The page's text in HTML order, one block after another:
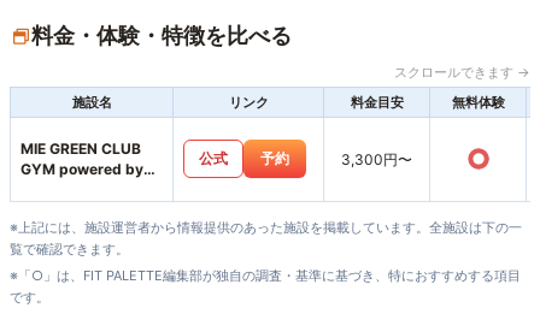
料金・体験・特徴を比べる
スクロールできます →
施設名
リンク 料金目安 無料体験
MIE GREEN CLUB
GYM powered by
公式 予約 3,300円〜 ○
※上記には、施設運営者から情報提供のあった施設を掲載しています。全施設は下の一
覧で確認できます。
※「○」は、FIT PALETTE編集部が独自の調査・基準に基づき、特におすすめする項目
です。